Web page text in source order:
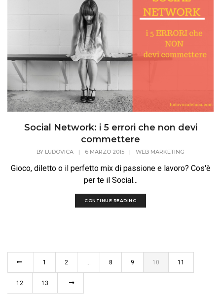
Social Network: i 5 errori che non devi
commettere
BY LUDOVICA | 6 MARZO 2015 | WEB MARKETING
Gioco, diletto o il perfetto mix di passione e lavoro? Cos'è
per te il Social...
CONTINUE READING
1 2 8 9 10 11
12 13